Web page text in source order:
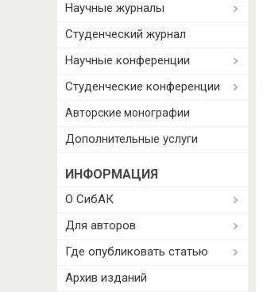
Научные журналы
Студенческий журнал
Научные конференции
Студенческие конференции
Авторские монографии
Дополнительные услуги
ИНФОРМАЦИЯ
О СибАК
Для авторов
Где опубликовать статью
Архив изданий